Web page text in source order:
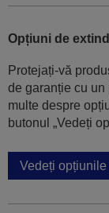
Opțiuni de
Protejați-vă
de garanție cu
multe despre
butonul „Vedeți
Vedeți